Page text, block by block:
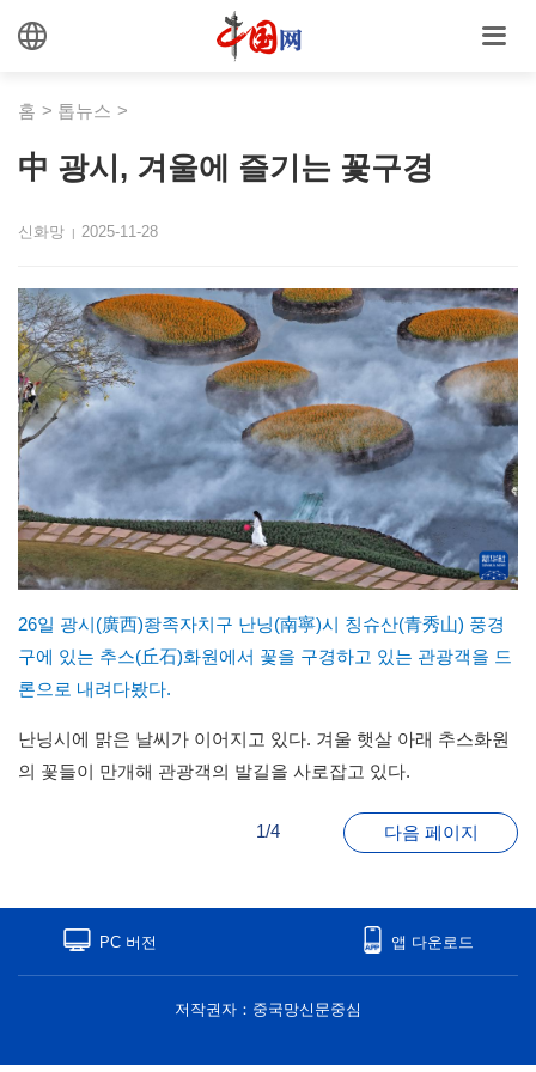
홈 > 톱뉴스 >
中 광시, 겨울에 즐기는 꽃구경
신화망 | 2025-11-28
26일 광시(廣西)좡족자치구 난닝(南寧)시 칭슈산(青秀山) 풍경
구에 있는 추스(丘石)화원에서 꽃을 구경하고 있는 관광객을 드
론으로 내려다봤다.
난닝시에 맑은 날씨가 이어지고 있다. 겨울 햇살 아래 추스화원
의 꽃들이 만개해 관광객의 발길을 사로잡고 있다.
1/4 다음 페이지
PC 버전 앱 다운로드
저작권자：중국망신문중심